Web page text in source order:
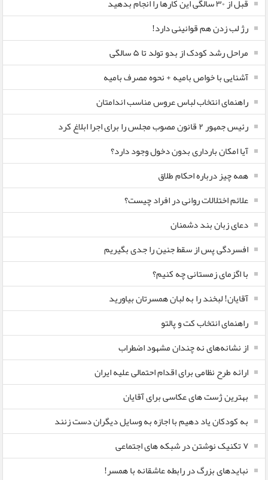
قبل از ۳۰ سالگی این کارها را انجام بدهید
رژ لب زدن هم قوانینی دارد!
مراحل رشد کودک از بدو تولد تا ۵ سالگی
آشنایی با خواص بامیه + نحوه مصرف بامیه
راهنمای انتخاب لباس عروس مناسب اندامتان
رئیس جمهور ۲ قانون مصوب مجلس را برای اجرا ابلاغ کرد
آیا امکان بارداری بدون دخول وجود دارد؟
همه چیز درباره احکام طلاق
علائم اختلالات روانی در افراد چیست؟
دعای زبان بند دشمنان
افسردگی پس از سقط جنین را جدی بگیریم
با اگزمای زمستانی چه کنیم؟
آقایان! لبخند را به لبان همسرتان بیاورید
راهنمای انتخاب کت و پالتو
از نشانه‌های نه چندان مشهود اضطراب
ارائه طرح نظامی برای اقدام احتمالی علیه ایران
بهترین ژست های عکاسی برای آقایان
به کودکان یاد دهیم با اجازه به وسایل دیگران دست زنند
۷ تکنیک نوشتن در شبکه های اجتماعی
نبایدهای بزرگ در رابطه عاشقانه با همسر!